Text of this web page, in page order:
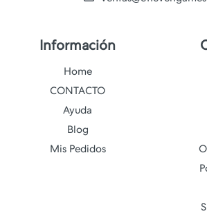
Información
Home
CONTACTO
Ayuda
Blog
Mis Pedidos